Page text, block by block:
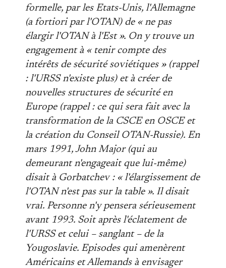
formelle, par les Etats-Unis, l'Allemagne
(a fortiori par l'OTAN) de « ne pas
élargir l'OTAN à l'Est ». On y trouve un
engagement à « tenir compte des
intérêts de sécurité soviétiques » (rappel
: l'URSS n'existe plus) et à créer de
nouvelles structures de sécurité en
Europe (rappel : ce qui sera fait avec la
transformation de la CSCE en OSCE et
la création du Conseil OTAN-Russie). En
mars 1991, John Major (qui au
demeurant n'engageait que lui-même)
disait à Gorbatchev : « l'élargissement de
l'OTAN n'est pas sur la table ». Il disait
vrai. Personne n'y pensera sérieusement
avant 1993. Soit après l'éclatement de
l'URSS et celui – sanglant – de la
Yougoslavie. Episodes qui amenèrent
Américains et Allemands à envisager